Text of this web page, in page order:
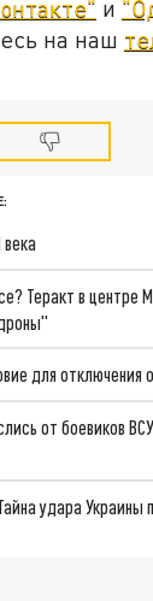
и
на наш
Теракт в центре
для отключения
от боевиков
удара Украины